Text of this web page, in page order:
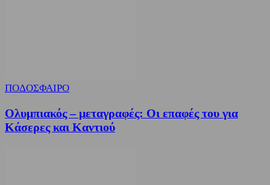
ΠΟΔΟΣΦΑΙΡΟ
Ολυμπιακός – μεταγραφές: Οι επαφές του για
Κάσερες και Καντιού